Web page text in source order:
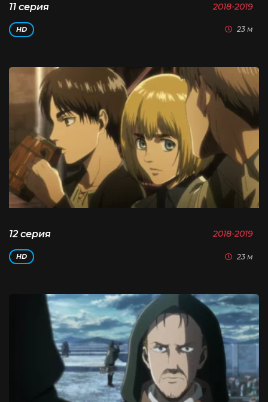
11 серия 2018-2019
HD 23 м
12 серия 2018-2019
HD 23 м